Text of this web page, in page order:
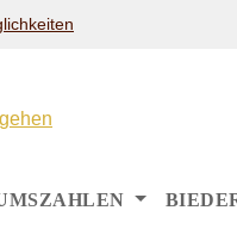
springen